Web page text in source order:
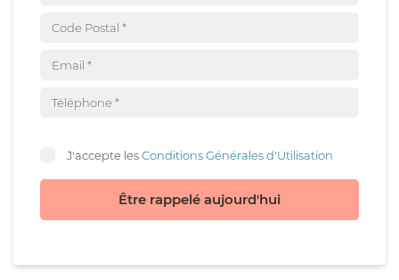
J'accepte lesConditions Générales d'Utilisation
Être rappelé aujourd'hui